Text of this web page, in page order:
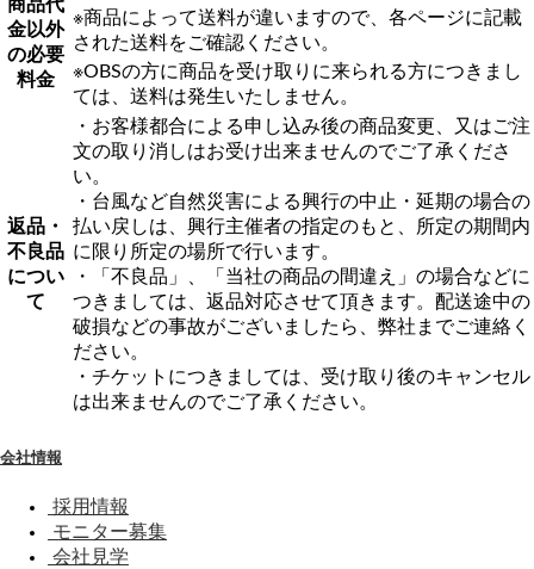
商品代
金以外
の必要
料金
※商品によって送料が違いますので、各ページに記載
された送料をご確認ください。
※OBSの方に商品を受け取りに来られる方につきまし
ては、送料は発生いたしません。
返品・
不良品
につい
て
・お客様都合による申し込み後の商品変更、又はご注
文の取り消しはお受け出来ませんのでご了承くださ
い。
・台風など自然災害による興行の中止・延期の場合の
払い戻しは、興行主催者の指定のもと、所定の期間内
に限り所定の場所で行います。
・「不良品」、「当社の商品の間違え」の場合などに
つきましては、返品対応させて頂きます。配送途中の
破損などの事故がございましたら、弊社までご連絡く
ださい。
・チケットにつきましては、受け取り後のキャンセル
は出来ませんのでご了承ください。
会社情報
採用情報
モニター募集
会社見学